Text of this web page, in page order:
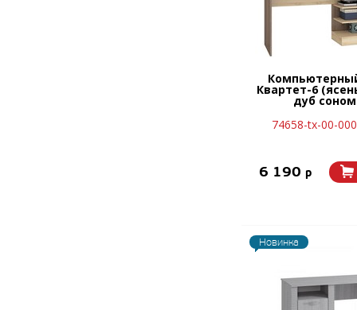
Квартет-6
дуб
74658-tx-00-
6 190 p
Новинка